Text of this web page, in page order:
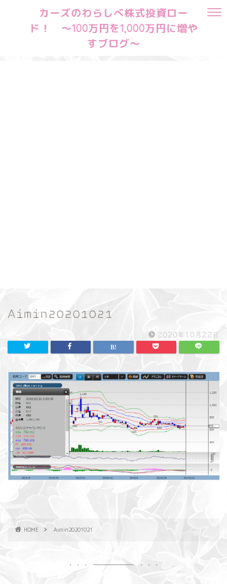
カーズのわらしべ株式投資ロー
ド！ ～100万円を1,000万円に増や
すブログ～
Aimin20201021
2020年10月22日
HOME Aimin20201021